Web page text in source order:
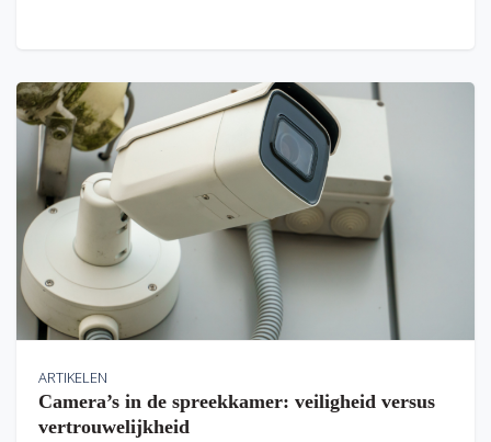
ARTIKELEN
Camera’s in de spreekkamer: veiligheid versus
vertrouwelijkheid